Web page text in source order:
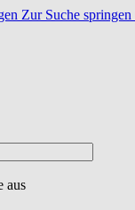
Zur Suche springen
aus